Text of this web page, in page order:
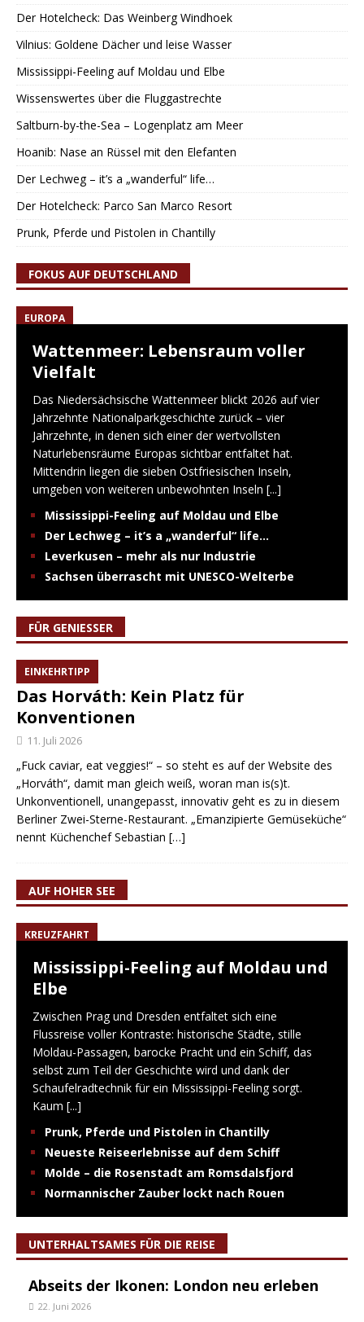
Der Hotelcheck: Das Weinberg Windhoek
Vilnius: Goldene Dächer und leise Wasser
Mississippi-Feeling auf Moldau und Elbe
Wissenswertes über die Fluggastrechte
Saltburn-by-the-Sea – Logenplatz am Meer
Hoanib: Nase an Rüssel mit den Elefanten
Der Lechweg – it’s a „wanderful“ life…
Der Hotelcheck: Parco San Marco Resort
Prunk, Pferde und Pistolen in Chantilly
FOKUS AUF DEUTSCHLAND
EUROPA
Wattenmeer: Lebensraum voller
Vielfalt
Das Niedersächsische Wattenmeer blickt 2026 auf vier
Jahrzehnte Nationalparkgeschichte zurück – vier
Jahrzehnte, in denen sich einer der wertvollsten
Naturlebensräume Europas sichtbar entfaltet hat.
Mittendrin liegen die sieben Ostfriesischen Inseln,
umgeben von weiteren unbewohnten Inseln [...]
Mississippi-Feeling auf Moldau und Elbe
Der Lechweg – it’s a „wanderful“ life…
Leverkusen – mehr als nur Industrie
Sachsen überrascht mit UNESCO-Welterbe
FÜR GENIESSER
EINKEHRTIPP
Das Horváth: Kein Platz für
Konventionen
11. Juli 2026
„Fuck caviar, eat veggies!“ – so steht es auf der Website des
„Horváth“, damit man gleich weiß, woran man is(s)t.
Unkonventionell, unangepasst, innovativ geht es zu in diesem
Berliner Zwei-Sterne-Restaurant. „Emanzipierte Gemüseküche“
nennt Küchenchef Sebastian […]
AUF HOHER SEE
KREUZFAHRT
Mississippi-Feeling auf Moldau und
Elbe
Zwischen Prag und Dresden entfaltet sich eine
Flussreise voller Kontraste: historische Städte, stille
Moldau-Passagen, barocke Pracht und ein Schiff, das
selbst zum Teil der Geschichte wird und dank der
Schaufelradtechnik für ein Mississippi-Feeling sorgt.
Kaum [...]
Prunk, Pferde und Pistolen in Chantilly
Neueste Reiseerlebnisse auf dem Schiff
Molde – die Rosenstadt am Romsdalsfjord
Normannischer Zauber lockt nach Rouen
UNTERHALTSAMES FÜR DIE REISE
Abseits der Ikonen: London neu erleben
22. Juni 2026